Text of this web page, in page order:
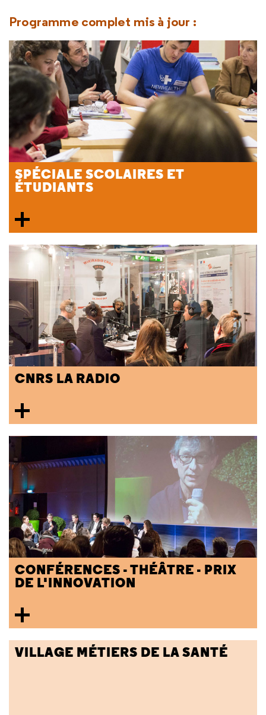
Programme complet mis à jour :
SPÉCIALE SCOLAIRES ET
ÉTUDIANTS
CNRS LA RADIO
CONFÉRENCES - THÉÂTRE - PRIX
DE L'INNOVATION
VILLAGE MÉTIERS DE LA SANTÉ